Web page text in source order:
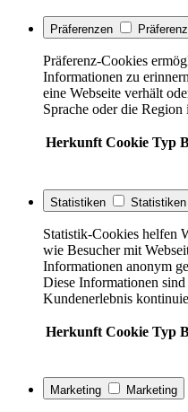
Präferenzen
Präferenz-Cookies
Informationen zu
eine Webseite verhält
Sprache oder die
Herkunft Cookie Typ
Statistiken Statistiken
Statistik-Cookies helfen
wie Besucher mit
Informationen anonym
Diese Informationen
Kundenerlebnis
Herkunft Cookie Typ
Marketing Marketing